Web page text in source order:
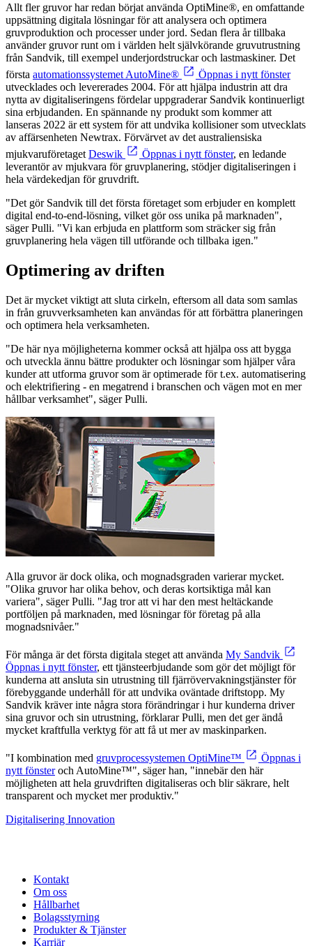
Allt fler gruvor har redan börjat använda OptiMine®, en omfattande
uppsättning digitala lösningar för att analysera och optimera
gruvproduktion och processer under jord. Sedan flera år tillbaka
använder gruvor runt om i världen helt självkörande gruvutrustning
från Sandvik, till exempel underjordstruckar och lastmaskiner. Det
första automationssystemet AutoMine®
Öppnas i nytt fönster
utvecklades och levererades 2004. För att hjälpa industrin att dra
nytta av digitaliseringens fördelar uppgraderar Sandvik kontinuerligt
sina erbjudanden. En spännande ny produkt som kommer att
lanseras 2022 är ett system för att undvika kollisioner som utvecklats
av affärsenheten Newtrax. Förvärvet av det australiensiska
mjukvaruföretaget Deswik Öppnas i nytt fönster, en ledande
leverantör av mjukvara för gruvplanering, stödjer digitaliseringen i
hela värdekedjan för gruvdrift.
"Det gör Sandvik till det första företaget som erbjuder en komplett
digital end-to-end-lösning, vilket gör oss unika på marknaden",
säger Pulli. "Vi kan erbjuda en plattform som sträcker sig från
gruvplanering hela vägen till utförande och tillbaka igen."
Optimering av driften
Det är mycket viktigt att sluta cirkeln, eftersom all data som samlas
in från gruvverksamheten kan användas för att förbättra planeringen
och optimera hela verksamheten.
"De här nya möjligheterna kommer också att hjälpa oss att bygga
och utveckla ännu bättre produkter och lösningar som hjälper våra
kunder att utforma gruvor som är optimerade för t.ex. automatisering
och elektrifiering - en megatrend i branschen och vägen mot en mer
hållbar verksamhet", säger Pulli.
Alla gruvor är dock olika, och mognadsgraden varierar mycket.
"Olika gruvor har olika behov, och deras kortsiktiga mål kan
variera", säger Pulli. "Jag tror att vi har den mest heltäckande
portföljen på marknaden, med lösningar för företag på alla
mognadsnivåer."
För många är det första digitala steget att använda My Sandvik
Öppnas i nytt fönster, ett tjänsteerbjudande som gör det möjligt för
kunderna att ansluta sin utrustning till fjärrövervakningstjänster för
förebyggande underhåll för att undvika oväntade driftstopp. My
Sandvik kräver inte några stora förändringar i hur kunderna driver
sina gruvor och sin utrustning, förklarar Pulli, men det ger ändå
mycket kraftfulla verktyg för att få ut mer av maskinparken.
"I kombination med gruvprocessystemen OptiMine™
Öppnas i
nytt fönsteroch AutoMine™", säger han, "innebär den här
möjligheten att hela gruvdriften digitaliseras och blir säkrare, helt
transparent och mycket mer produktiv."
Digitalisering Innovation
Kontakt
Om oss
Hållbarhet
Bolagsstyrning
Produkter & Tjänster
Karriär